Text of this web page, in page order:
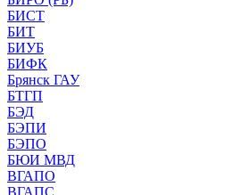
БИСТ
БИТ
БИУБ
БИФК
Брянск ГАУ
БТГП
БЭД
БЭПИ
БЭПО
БЮИ МВД
ВГАПО
ВГАПС